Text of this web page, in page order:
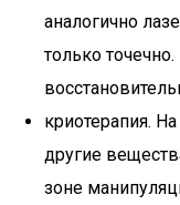
аналогично
только
криотерапия.
другие
зоне